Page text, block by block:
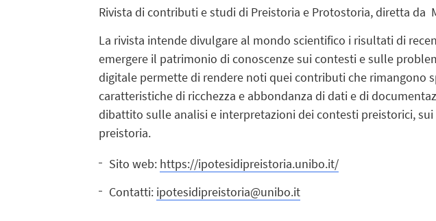
Rivista di contributi e studi di Preistoria e Protostoria, diretta da
La rivista intende divulgare al mondo scientifico i risultati di
emergere il patrimonio di conoscenze sui contesti e sulle
digitale permette di rendere noti quei contributi che rimangono
caratteristiche di ricchezza e abbondanza di dati e di
dibattito sulle analisi e interpretazioni dei contesti preistorici,
preistoria.
Sito web: https://ipotesidipreistoria.unibo.it/
Contatti: ipotesidipreistoria@unibo.it